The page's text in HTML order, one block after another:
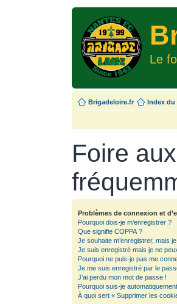
Le
Brigadeloire.fr Index du
Foire
Problèmes de connexion et
Pourquoi dois-je m’enregistrer ?
Que signifie COPPA ?
Je souhaite m’enregistrer, mais
Je suis enregistré mais je ne
Pourquoi ne puis-je pas me
Je me suis enregistré par le
J’ai perdu mon mot de passe !
Pourquoi suis-je
À quoi sert « Supprimer les